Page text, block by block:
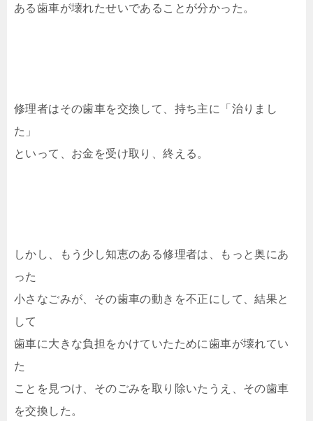
ある歯車が壊れたせいであることが分かった。
修理者はその歯車を交換して、持ち主に「治りまし
た」
といって、お金を受け取り、終える。
しかし、もう少し知恵のある修理者は、もっと奥にあ
った
小さなごみが、その歯車の動きを不正にして、結果と
して
歯車に大きな負担をかけていたために歯車が壊れてい
た
ことを見つけ、そのごみを取り除いたうえ、その歯車
を交換した。